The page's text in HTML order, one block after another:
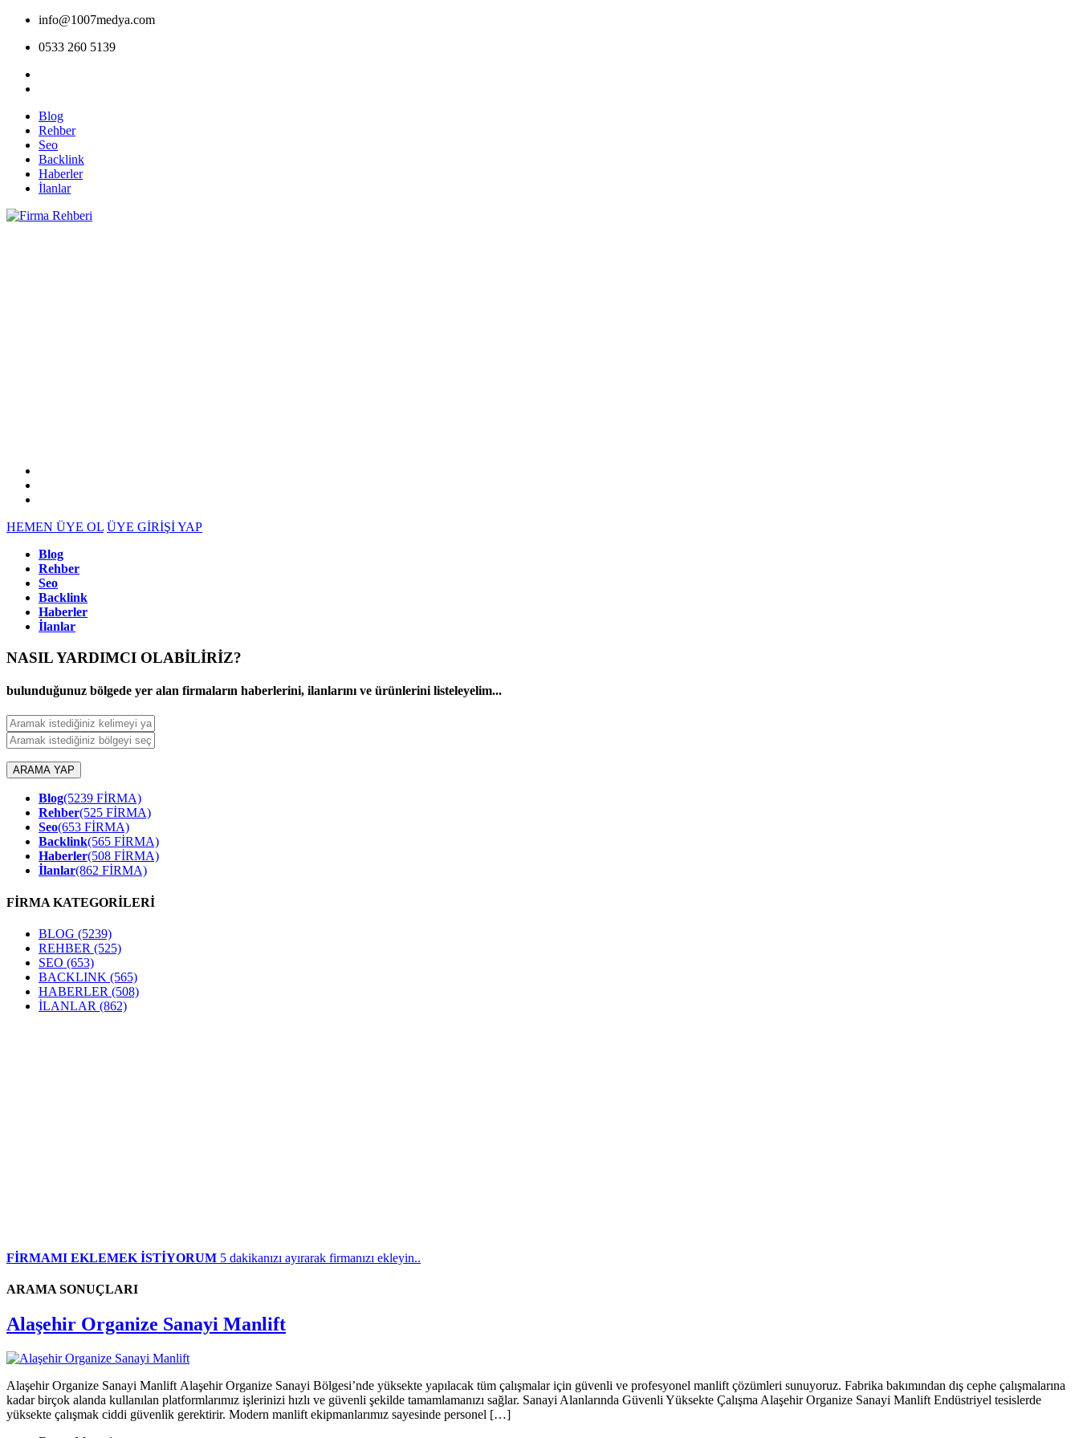
info@1007medya.com
0533 260 5139
Blog
Rehber
Seo
Backlink
Haberler
İlanlar
HEMEN ÜYE OL ÜYE GİRİŞİ YAP
Blog
Rehber
Seo
Backlink
Haberler
İlanlar
NASIL YARDIMCI OLABİLİRİZ?
bulunduğunuz bölgede yer alan firmaların haberlerini, ilanlarını ve ürünlerini listeleyelim...
ARAMA YAP
Blog(5239 FİRMA)
Rehber(525 FİRMA)
Seo(653 FİRMA)
Backlink(565 FİRMA)
Haberler(508 FİRMA)
İlanlar(862 FİRMA)
FİRMA KATEGORİLERİ
BLOG (5239)
REHBER (525)
SEO (653)
BACKLINK (565)
HABERLER (508)
İLANLAR (862)
FİRMAMI EKLEMEK İSTİYORUM 5 dakikanızı ayırarak firmanızı ekleyin..
ARAMA SONUÇLARI
Alaşehir Organize Sanayi Manlift
Alaşehir Organize Sanayi Manlift Alaşehir Organize Sanayi Bölgesi’nde yüksekte yapılacak tüm çalışmalar için güvenli ve profesyonel manlift çözümleri sunuyoruz. Fabrika bakımından dış cephe çalışmalarına
kadar birçok alanda kullanılan platformlarımız işlerinizi hızlı ve güvenli şekilde tamamlamanızı sağlar. Sanayi Alanlarında Güvenli Yüksekte Çalışma Alaşehir Organize Sanayi Manlift Endüstriyel tesislerde
yüksekte çalışmak ciddi güvenlik gerektirir. Modern manlift ekipmanlarımız sayesinde personel […]